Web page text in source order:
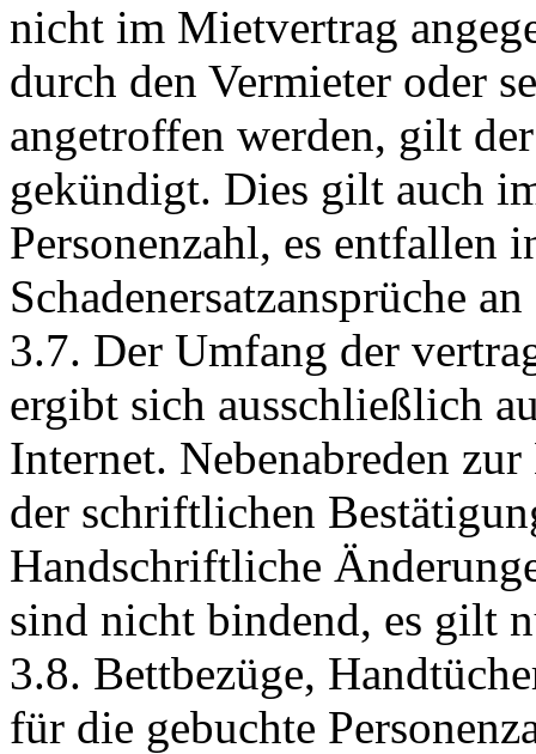
nicht im Mietvertrag
durch den Vermieter oder
angetroffen werden, gilt
gekündigt. Dies gilt auch
Personenzahl, es entfallen
Schadenersatzansprüche
3.7. Der Umfang der
ergibt sich ausschließlich
Internet. Nebenabreden
der schriftlichen
Handschriftliche
sind nicht bindend, es gilt
3.8. Bettbezüge,
für die gebuchte